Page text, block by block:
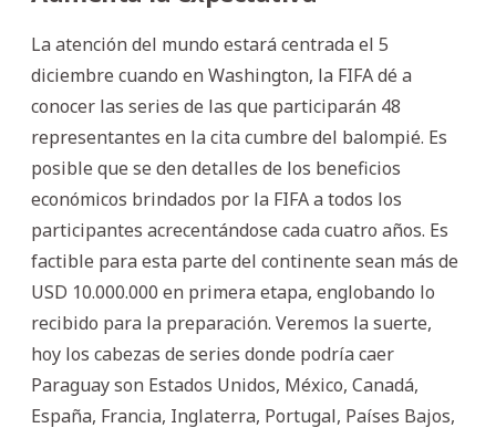
La atención del mundo estará centrada el 5
diciembre cuando en Washington, la FIFA dé a
conocer las series de las que participarán 48
representantes en la cita cumbre del balompié. Es
posible que se den detalles de los beneficios
económicos brindados por la FIFA a todos los
participantes acrecentándose cada cuatro años. Es
factible para esta parte del continente sean más de
USD 10.000.000 en primera etapa, englobando lo
recibido para la preparación. Veremos la suerte,
hoy los cabezas de series donde podría caer
Paraguay son Estados Unidos, México, Canadá,
España, Francia, Inglaterra, Portugal, Países Bajos,